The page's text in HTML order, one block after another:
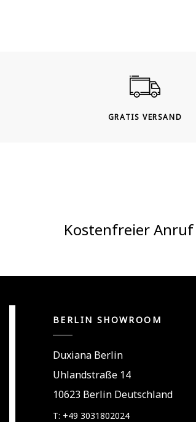
GRATIS VERSAND
Kostenfreier
BERLIN SHOWROOM
Duxiana Berlin
Uhlandstraße 14
10623 Berlin Deutschland
T: +49 3031802024